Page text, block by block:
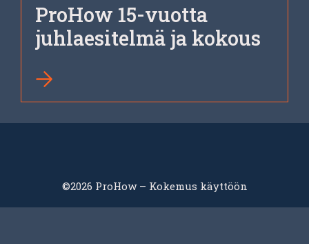
ProHow 15-vuotta
juhlaesitelmä ja kokous
©2026 ProHow – Kokemus käyttöön